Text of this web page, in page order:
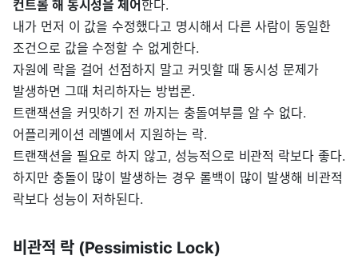
컨트롤 해 동시성을 제어한다.
내가 먼저 이 값을 수정했다고 명시해서 다른 사람이 동일한
조건으로 값을 수정할 수 없게한다.
자원에 락을 걸어 선점하지 말고 커밋할 때 동시성 문제가
발생하면 그때 처리하자는 방법론.
트랜잭션을 커밋하기 전 까지는 충돌여부를 알 수 없다.
어플리케이션 레벨에서 지원하는 락.
트랜잭션을 필요로 하지 않고, 성능적으로 비관적 락보다 좋다.
하지만 충돌이 많이 발생하는 경우 롤백이 많이 발생해 비관적
락보다 성능이 저하된다.
비관적 락 (Pessimistic Lock)